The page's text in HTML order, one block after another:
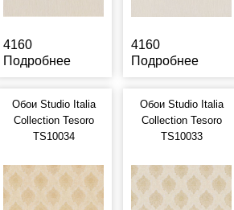
4160
Подробнее
4160
Подробнее
Обои Studio Italia
Collection Tesoro
TS10034
Обои Studio Italia
Collection Tesoro
TS10033